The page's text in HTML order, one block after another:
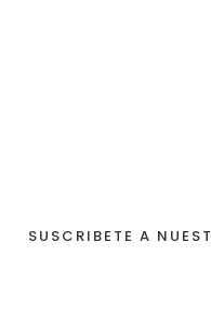
SUSCRIBETE A